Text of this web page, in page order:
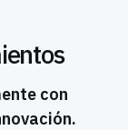
con